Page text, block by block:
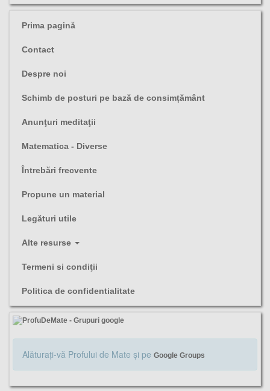
Prima pagină
Contact
Despre noi
Schimb de posturi pe bază de consimțământ
Anunţuri meditaţii
Matematica - Diverse
Întrebări frecvente
Propune un material
Legături utile
Alte resurse
Termeni si condiţii
Politica de confidentialitate
Alăturaţi-vă Profului de Mate şi pe Google Groups